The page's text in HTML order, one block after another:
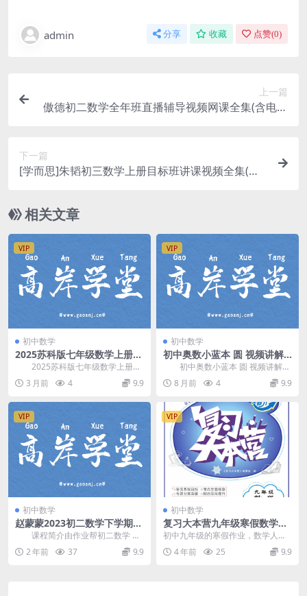
admin 分享 收藏 点赞(0)
上一篇
傲德初二数学全年班直播辅导视频网课全集(含电子
下一篇
[学而思]朱韬初三数学上册目标班讲课视频全集(暑
相关文章
VIP
初中数学
2025苏科版七年级数学上册同
步讲解课(新课标) 百度网盘分
享
2025苏科版七年级数学上册同
步讲解课(新课标)，对应教材：江苏
凤凰科技技术...
3 月前 4 9.9
VIP
初中数学
初中奥数小蓝本 圆 视频讲解
(第三版 卷5) 百度网盘分享
初中奥数小蓝本 圆 视频讲解
(第三版 卷5)，由中国科学院大学毕
业 冯珂垚 ...
8 月前 4 9.9
VIP
初中数学
赵蒙蒙2023初二数学下学期春
季尖端班授课视频(A+)
课程简介由作业帮初二数学 赵
蒙蒙 讲课。赵蒙蒙初二数学下学期
春季授课视频，难...
2 年前 37 9.9
VIP
初中数学
复习大本营九年级寒假数学人
教版，初中九年级数学寒假作
业电子版81页PDF文档，百度
网盘下载
初中九年级的寒假作业，数学人教
版电子版资料下载，推荐：复习大
本营九年级寒假数学人...
4 年前 25 9.9